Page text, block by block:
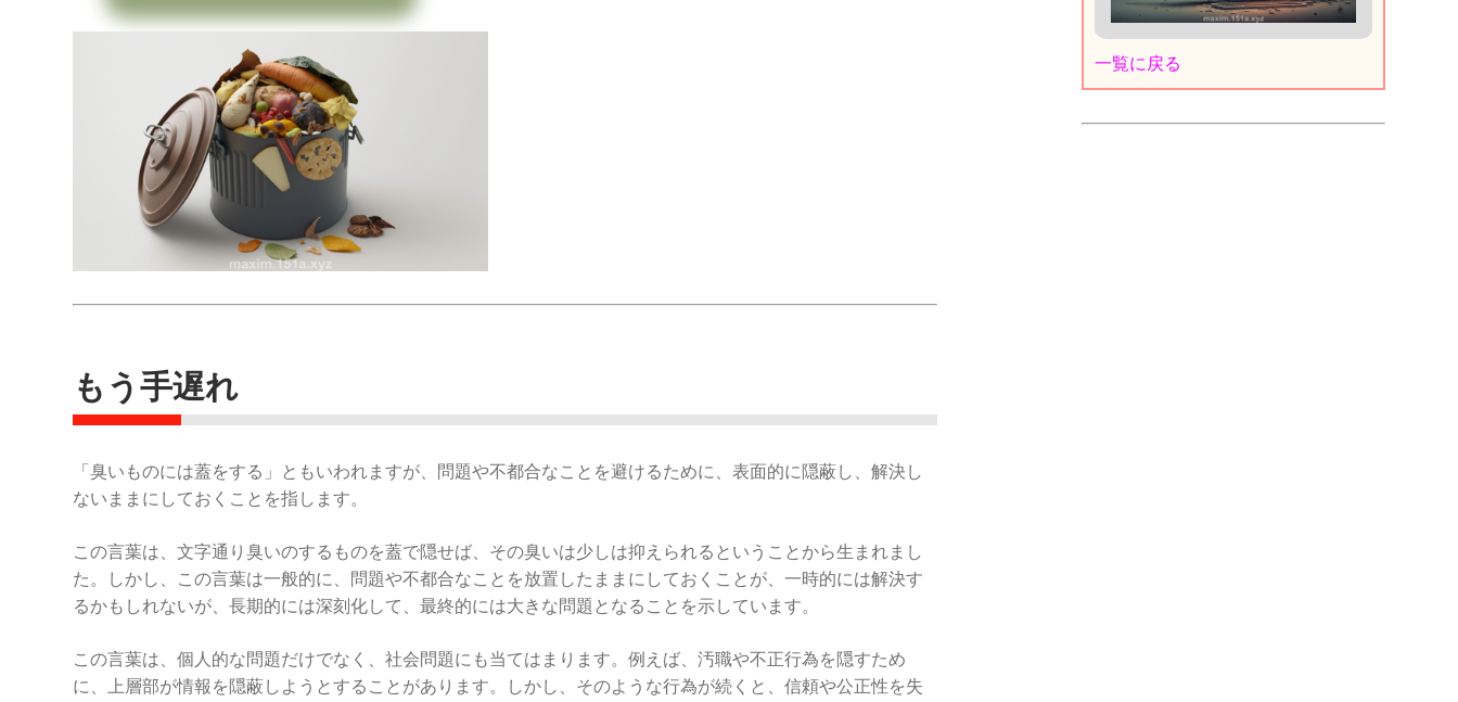
もう手遅れ
「臭いものには蓋をする」ともいわれますが、問題や不都合なことを避けるために、表面的に隠蔽し、解決し
ないままにしておくことを指します。
この言葉は、文字通り臭いのするものを蓋で隠せば、その臭いは少しは抑えられるということから生まれまし
た。しかし、この言葉は一般的に、問題や不都合なことを放置したままにしておくことが、一時的には解決す
るかもしれないが、長期的には深刻化して、最終的には大きな問題となることを示しています。
この言葉は、個人的な問題だけでなく、社会問題にも当てはまります。例えば、汚職や不正行為を隠すため
に、上層部が情報を隠蔽しようとすることがあります。しかし、そのような行為が続くと、信頼や公正性を失
一覧に戻る